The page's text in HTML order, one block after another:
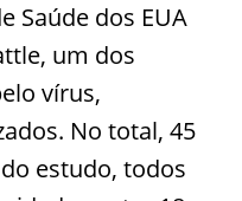
Saúde dos EUA
um dos
vírus,
No total, 45
estudo, todos